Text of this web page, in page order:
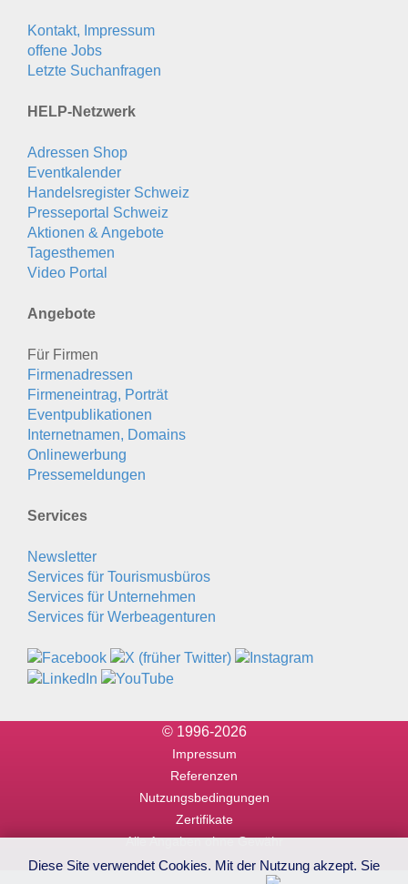
Kontakt, Impressum
offene Jobs
Letzte Suchanfragen
HELP-Netzwerk
Adressen Shop
Eventkalender
Handelsregister Schweiz
Presseportal Schweiz
Aktionen & Angebote
Tagesthemen
Video Portal
Angebote
Für Firmen
Firmenadressen
Firmeneintrag, Porträt
Eventpublikationen
Internetnamen, Domains
Onlinewerbung
Pressemeldungen
Services
Newsletter
Services für Tourismusbüros
Services für Unternehmen
Services für Werbeagenturen
© 1996-2026
Impressum
Referenzen
Nutzungsbedingungen
Zertifikate
Alle Angaben ohne Gewähr
Diese Site verwendet Cookies. Mit der Nutzung akzept. Sie